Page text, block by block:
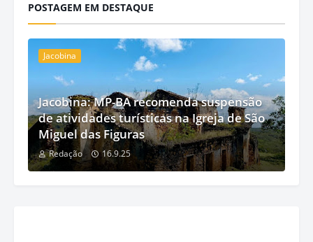
POSTAGEM EM DESTAQUE
Jacobina
Jacobina: MP-BA recomenda suspensão
de atividades turísticas na Igreja de São
Miguel das Figuras
Redação 16.9.25